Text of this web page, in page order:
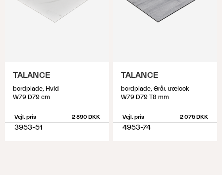
TALANCE
bordplade, Hvid
W79 D79 cm
Vejl. pris 2 890 DKK
3953-51
TALANCE
bordplade, Gråt trælook
W79 D79 T8 mm
Vejl. pris 2 075 DKK
4953-74